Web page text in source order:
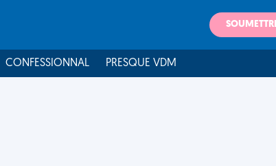
CONFESSIONNAL PRESQUE VDM